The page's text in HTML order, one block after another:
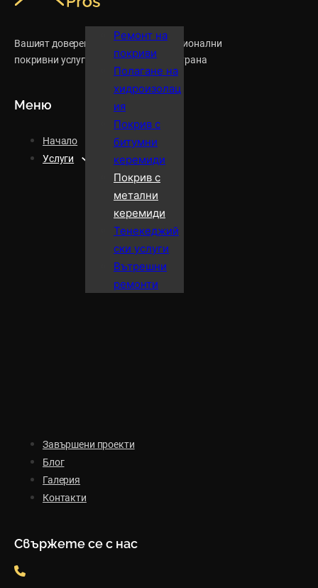
Вашият доверен партньор за професионални
покривни услуги в София и цялата страна
Меню
Начало
Услуги
Ремонт на
покриви
Полагане на
хидроизолац
ия
Покрив с
битумни
керемиди
Покрив с
метални
керемиди
Тенекеджий
ски услуги
Вътрешни
ремонти
Завършени проекти
Блог
Галерия
Контакти
Свържете се с нас